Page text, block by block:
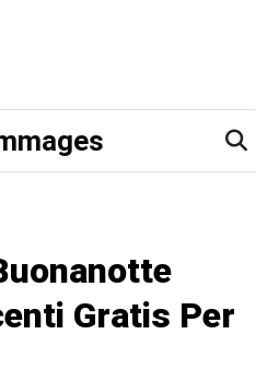
Gratis Per